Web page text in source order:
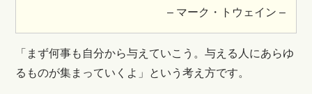
– マーク・トウェイン –
「まず何事も自分から与えていこう。与える人にあらゆ
るものが集まっていくよ」という考え方です。